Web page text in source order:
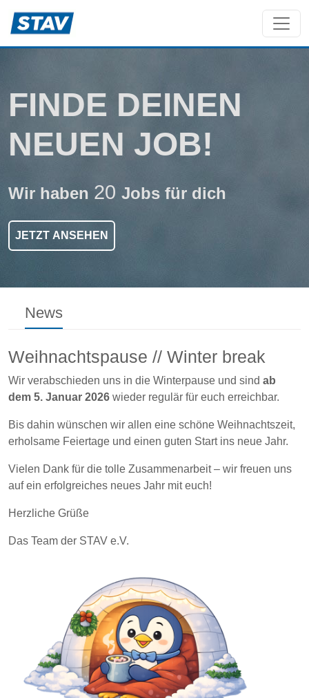
FINDE DEINEN
NEUEN JOB!
Wir haben 20 Jobs für dich
JETZT ANSEHEN
News
Weihnachtspause // Winter break
Wir verabschieden uns in die Winterpause und sind ab
dem 5. Januar 2026 wieder regulär für euch erreichbar.
Bis dahin wünschen wir allen eine schöne Weihnachtszeit,
erholsame Feiertage und einen guten Start ins neue Jahr.
Vielen Dank für die tolle Zusammenarbeit – wir freuen uns
auf ein erfolgreiches neues Jahr mit euch!
Herzliche Grüße
Das Team der STAV e.V.